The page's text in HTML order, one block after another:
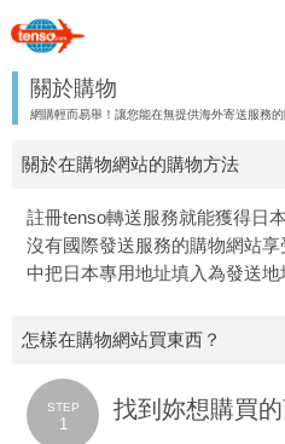
關於購物
網購輕而易舉！讓您能在無提供海外寄送服務的
關於在購物網站的購物方法
註冊tenso轉送服務就能獲得日
沒有國際發送服務的購物網站
中把日本專用地址填入為發送地
怎樣在購物網站買東西？
STEP
1
找到妳想購買